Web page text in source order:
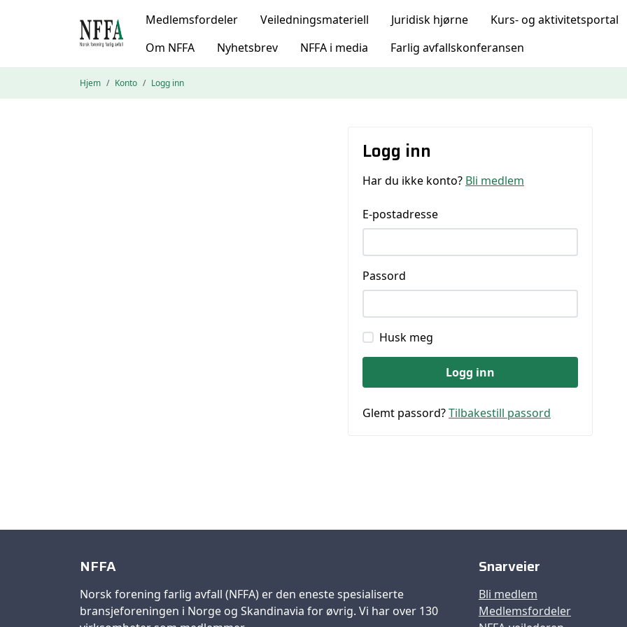
Medlemsfordeler Veiledningsmateriell Juridisk hjørne
Kurs- og aktivitetsportal
Om NFFA
Nyhetsbrev NFFA i media Farlig avfallskonferansen
Hjem Konto Logg inn
Logg inn
Har du ikke konto? Bli medlem
E-postadresse
Passord
Husk meg
Logg inn
Glemt passord?Tilbakestill passord
NFFA
Norsk forening farlig avfall (NFFA) er den eneste spesialiserte
bransjeforeningen i Norge og Skandinavia for øvrig. Vi har over 130
Snarveier
Bli medlem
Medlemsfordeler